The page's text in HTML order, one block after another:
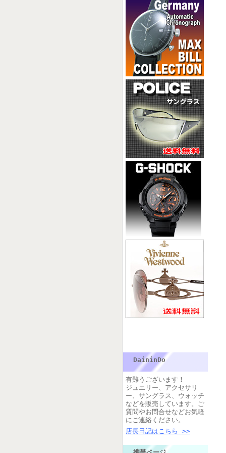
DaininDo
有難うございます！
ジュエリー、アクセサリ
ー、サングラス、ウォッチ
などを販売しています。ご
質問やお問合せなどお気軽
にご連絡ください。
店長日記はこちら >>